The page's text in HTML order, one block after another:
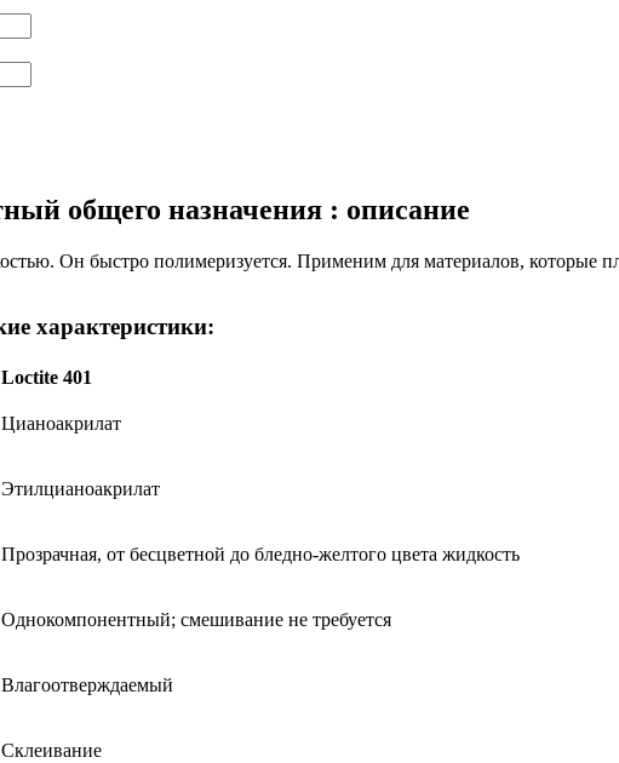
общего назначения : описание
Он быстро полимеризуется. Применим для материалов, которые
характеристики:
Loctite 401
Цианоакрилат
Этилцианоакрилат
Прозрачная, от бесцветной до бледно-желтого цвета жидкость
Однокомпонентный; смешивание не требуется
Влагоотверждаемый
Склеивание